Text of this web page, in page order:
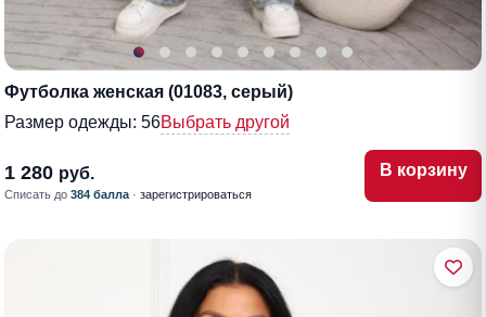
Футболка женская (01083, серый)
Размер одежды: 56Выбрать другой
1 280 руб.
Списать до 384 балла · зарегистрироваться
В корзину